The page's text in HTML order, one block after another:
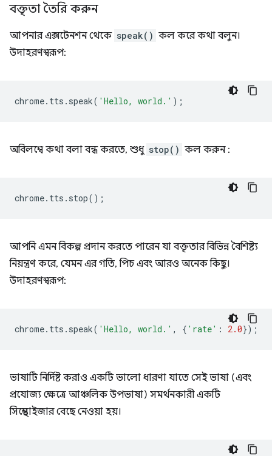
বক্তৃতা তৈরি করুন
আপনার এক্সটেনশন থেকে speak() কল করে কথা বলুন।
উদাহরণস্বরূপ:
chrome. tts . speak( 'Hello, world.' );
অবিলম্বে কথা বলা বন্ধ করতে, শুধু stop() কল করুন :
chrome. tts . stop();
আপনি এমন বিকল্প প্রদান করতে পারেন যা বক্তৃতার বিভিন্ন বৈশিষ্ট্য
নিয়ন্ত্রণ করে, যেমন এর গতি, পিচ এবং আরও অনেক কিছু।
উদাহরণস্বরূপ:
chrome. tts . speak( 'Hello, world.' , { 'rate' : 2.0});
ভাষাটি নির্দিষ্ট করাও একটি ভালো ধারণা যাতে সেই ভাষা (এবং
প্রযোজ্য ক্ষেত্রে আঞ্চলিক উপভাষা) সমর্থনকারী একটি
সিন্থেসাইজার বেছে নেওয়া হয়।